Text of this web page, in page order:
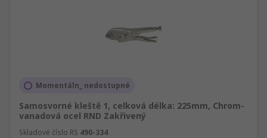
Momentáln_ nedostupné
Samosvorné kleště 1, celková délka: 225mm, Chrom-
vanadová ocel RND Zakřivený
Skladové číslo RS 490-334